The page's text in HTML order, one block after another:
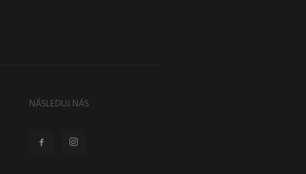
NÁSLEDUJ NÁS